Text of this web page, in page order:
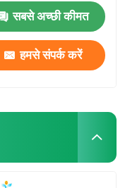
सबसे अच्छी कीमत
हमसे संपर्क करें